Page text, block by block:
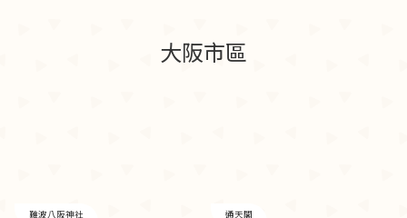
大阪市區
難波八阪神社 通天閣